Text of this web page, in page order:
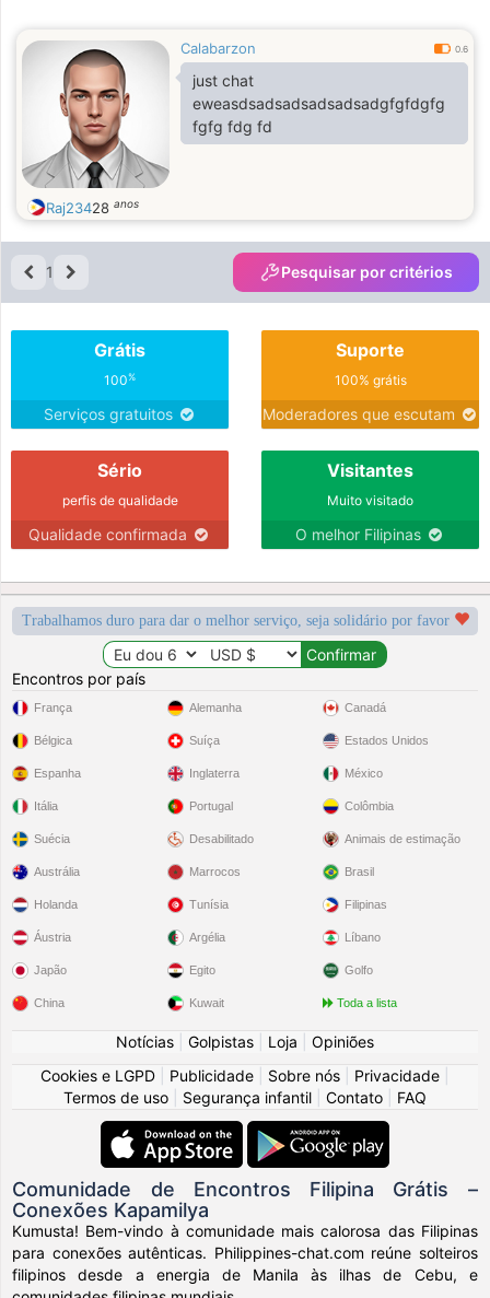
Calabarzon 0.6
just chat
eweasdsadsadsadsadsadgfgfdgfg
fgfg fdg fd
Raj23428 anos
1 Pesquisar por critérios
Grátis
100%
Serviços gratuitos
Suporte
100% grátis
Moderadores que escutam
Sério
perfis de qualidade
Qualidade confirmada
Visitantes
Muito visitado
O melhor Filipinas
Trabalhamos duro para dar o melhor serviço, seja solidário por favor
Encontros por país
França
Bélgica
Espanha
Itália
Suécia
Alemanha
Suíça
Inglaterra
Portugal
Desabilitado
Canadá
Estados Unidos
México
Colômbia
Animais de estimação
Austrália
Holanda
Áustria
Japão
China
Marrocos
Tunísia
Argélia
Egito
Kuwait
Brasil
Filipinas
Líbano
Golfo
Toda a lista
Notícias Golpistas Loja
Opiniões
Cookies e LGPD
Publicidade Sobre nós Privacidade
Termos de uso
Segurança infantil Contato FAQ
Comunidade de Encontros Filipina Grátis –
Conexões Kapamilya
Kumusta! Bem-vindo à comunidade mais calorosa das Filipinas
para conexões autênticas. Philippines-chat.com reúne solteiros
filipinos desde a energia de Manila às ilhas de Cebu, e